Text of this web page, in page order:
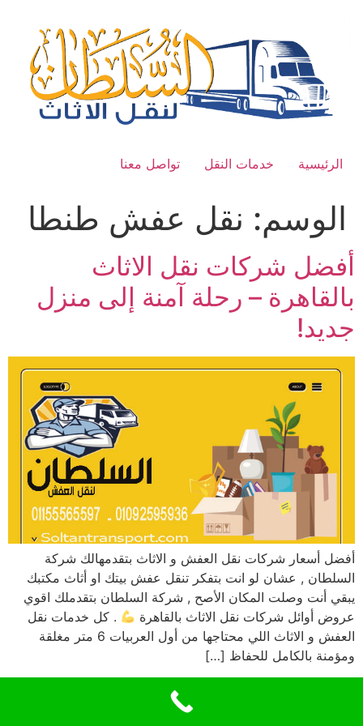
الرئيسية خدمات النقل تواصل معنا
الوسم: نقل عفش طنطا
أفضل شركات نقل الاثاث
بالقاهرة – رحلة آمنة إلى منزل
جديد!
أفضل أسعار شركات نقل العفش و الاثاث بتقدمهالك شركة
السلطان , عشان لو انت بتفكر تنقل عفش بيتك او أثاث مكتبك
يبقي أنت وصلت المكان الأصح , شركة السلطان بتقدملك اقوي
عروض أوائل شركات نقل الاثاث بالقاهرة
. كل خدمات نقل
العفش و الاثاث اللي محتاجها من أول العربيات 6 متر مغلقة
ومؤمنة بالكامل للحفاظ […]